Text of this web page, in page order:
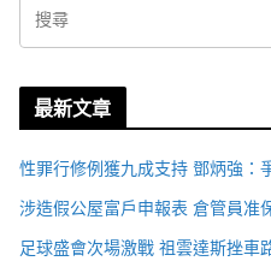
最新文章
性罪行修例獲九成支持 鄧炳強：
涉造假公屋富戶申報表 倉管員准
足球盛會次場激戰 祖雲達斯挫車